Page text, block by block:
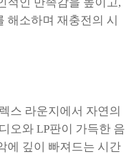
해소하며 재충전의 시
스 라운지에서 자연의
오와 LP판이 가득한 음
에 깊이 빠져드는 시간